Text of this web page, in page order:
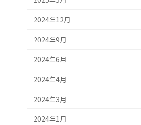
2024年12月
2024年9月
2024年6月
2024年4月
2024年3月
2024年1月